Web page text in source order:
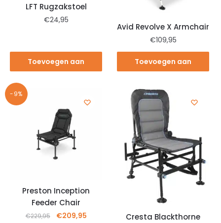
LFT Rugzakstoel
€24,95
Toevoegen aan
Avid Revolve X Armchair
€109,95
Toevoegen aan
-9%
Preston Inception
Feeder Chair
€229,95 €209,95
Cresta Blackthorne